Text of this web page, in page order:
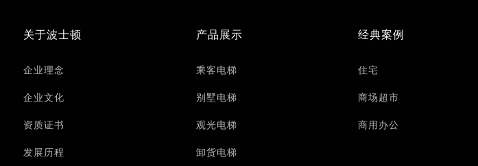
关于波士顿
企业理念
企业文化
资质证书
发展历程
产品展示
乘客电梯
别墅电梯
观光电梯
卸货电梯
经典案例
住宅
商场超市
商用办公